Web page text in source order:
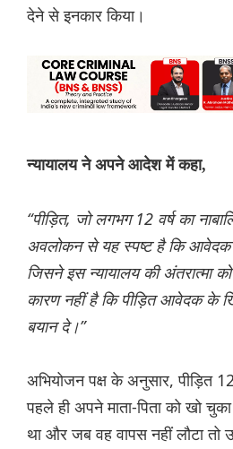
देने से इनकार किया।
न्यायालय ने अपने आदेश में कहा,
“पीड़ित, जो लगभग 12 वर्ष का
अवलोकन से यह स्पष्ट है कि आवेदक
जिसने इस न्यायालय की अंतरात्मा
कारण नहीं है कि पीड़ित आवेदक के
बयान दे।”
अभियोजन पक्ष के अनुसार, पीड़ित
पहले ही अपने माता-पिता को खो
था और जब वह वापस नहीं लौटा